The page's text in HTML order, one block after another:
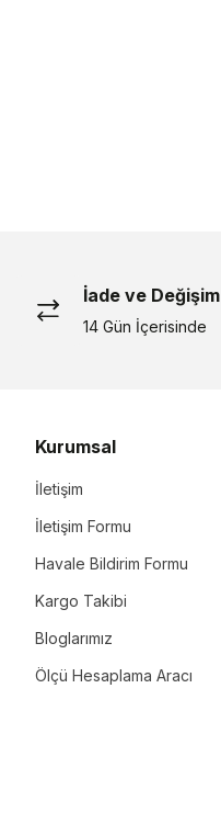
İade ve Değişim
14 Gün İçerisinde
Kurumsal
İletişim
İletişim Formu
Havale Bildirim Formu
Kargo Takibi
Bloglarımız
Ölçü Hesaplama Aracı